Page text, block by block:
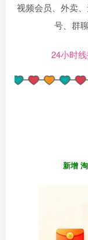
视频会员、外卖
号、群
24小时
新增